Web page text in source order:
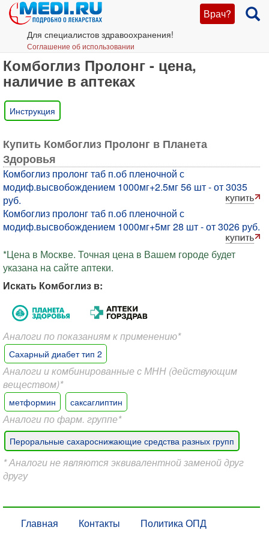
Врач?
Для специалистов здравоохранения!
Соглашение об использовании
Комбоглиз Пролонг - цена,
наличие в аптеках
Инструкция
Купить Комбоглиз Пролонг в Планета
Здоровья
Комбоглиз пролонг таб п.об пленочной с
модиф.высвобождением 1000мг+2.5мг 56 шт - от 3035
руб.
Комбоглиз пролонг таб п.об пленочной с
модиф.высвобождением 1000мг+5мг 28 шт - от 3026 руб.
*Цена в Москве. Точная цена в Вашем городе будет
указана на сайте аптеки.
Искать Комбоглиз в:
Аналоги по показаниям к применению*
Сахарный диабет тип 2
Аналоги и комбинированные с МНН (действующим
веществом)*
метформин саксаглиптин
Аналоги по фарм. группе*
Пероральные сахароснижающие средства разных групп
* Аналоги не являются эквивалентной заменой друг
другу
Главная Контакты Политика ОПД